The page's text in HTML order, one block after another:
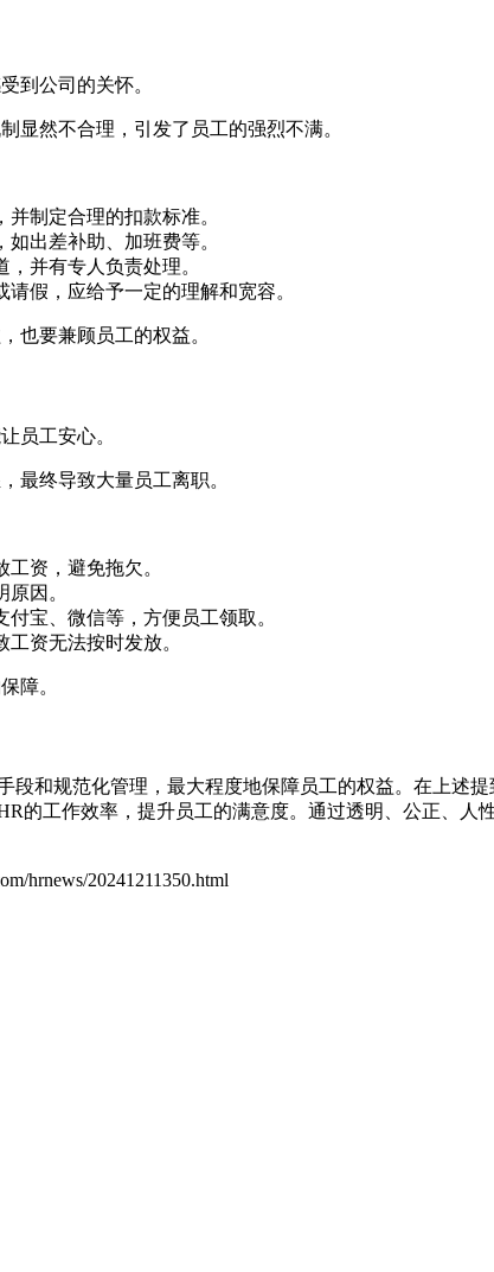
到公司的关怀。
显然不合理，引发了员工的强烈不满。
制定合理的扣款标准。
出差补助、加班费等。
并有专人负责处理。
假，应给予一定的理解和宽容。
也要兼顾员工的权益。
员工安心。
最终导致大量员工离职。
资，避免拖欠。
因。
宝、微信等，方便员工领取。
资无法按时发放。
障。
和规范化管理，最大程度地保障员工的权益。在上述提
的工作效率，提升员工的满意度。通过透明、公正、人
hrnews/20241211350.html